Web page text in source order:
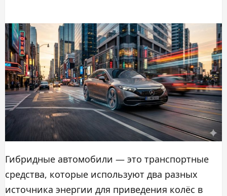
Гибридные автомобили — это транспортные
средства, которые используют два разных
источника энергии для приведения колёс в